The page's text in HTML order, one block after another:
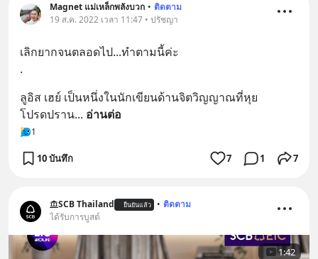
Magnet แม่เหล็กพลังบวก • ติดตาม
19 ส.ค. 2022 เวลา 11:47 • ปรัชญา
เลิกยากจนตลอดไป...ทำตามนี้ค่ะ
.
ลูอิส เฮย์ เป็นหนึ่งในนักเขียนด้านจิตวิญญาณที่หุย
โปรดปราน... อ่านต่อ
1
10 บันทึก 7 1 7
SCB Thailand ยืนยันแล้ว • ติดตาม
ได้รับการบูสต์
1:42